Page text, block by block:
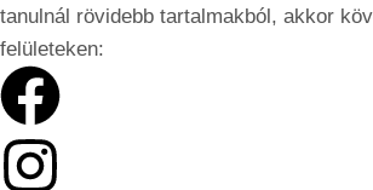
tanulnál rövidebb tartalmakból, akkor
felületeken: